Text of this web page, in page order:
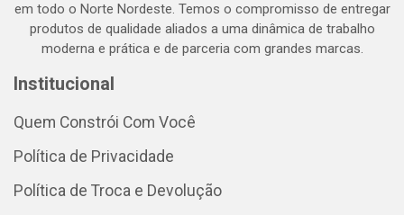
em todo o Norte Nordeste. Temos o compromisso de entregar
produtos de qualidade aliados a uma dinâmica de trabalho
moderna e prática e de parceria com grandes marcas.
Institucional
Quem Constrói Com Você
Política de Privacidade
Política de Troca e Devolução